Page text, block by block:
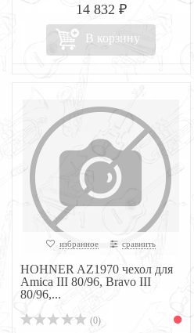
14 832 ₽
В корзину
избранное сравнить
HOHNER AZ1970 чехол для
Amica III 80/96, Bravo III
80/96,...
(0)